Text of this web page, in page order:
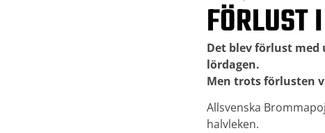
FÖRLUST
Det blev förlust
lördagen.
Men trots förlusten
Allsvenska
halvleken.